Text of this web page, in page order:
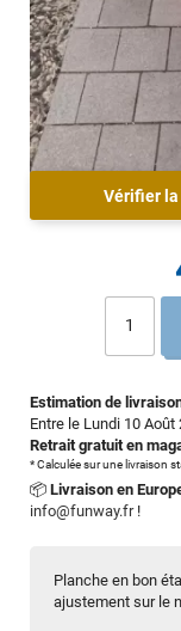
Planche en bon
ajustement sur le
Vérifier
Estimation de
Entre le Lundi 10
Retrait gratuit en
* Calculée sur une livraison
📦 Livraison en
info@funway.fr!